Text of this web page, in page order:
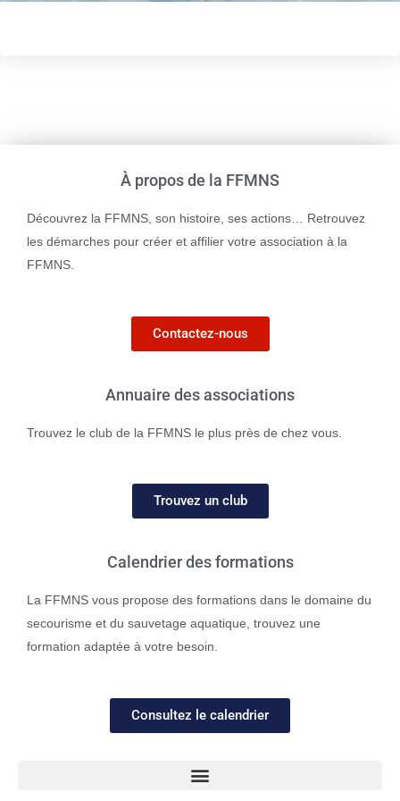
À propos de la FFMNS
Découvrez la FFMNS, son histoire, ses actions… Retrouvez
les démarches pour créer et affilier votre association à la
FFMNS.
Contactez-nous
Annuaire des associations
Trouvez le club de la FFMNS le plus près de chez vous.
Trouvez un club
Calendrier des formations
La FFMNS vous propose des formations dans le domaine du
secourisme et du sauvetage aquatique, trouvez une
formation adaptée à votre besoin.
Consultez le calendrier